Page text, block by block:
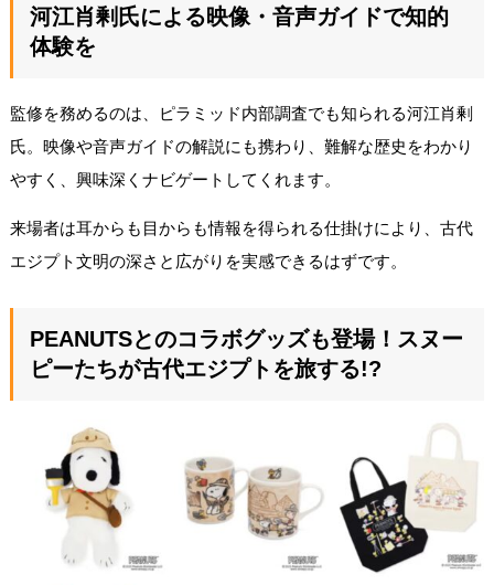
河江肖剰氏による映像・音声ガイドで知的
体験を
監修を務めるのは、ピラミッド内部調査でも知られる河江肖剰
氏。映像や音声ガイドの解説にも携わり、難解な歴史をわかり
やすく、興味深くナビゲートしてくれます。
来場者は耳からも目からも情報を得られる仕掛けにより、古代
エジプト文明の深さと広がりを実感できるはずです。
PEANUTSとのコラボグッズも登場！スヌー
ピーたちが古代エジプトを旅する!?